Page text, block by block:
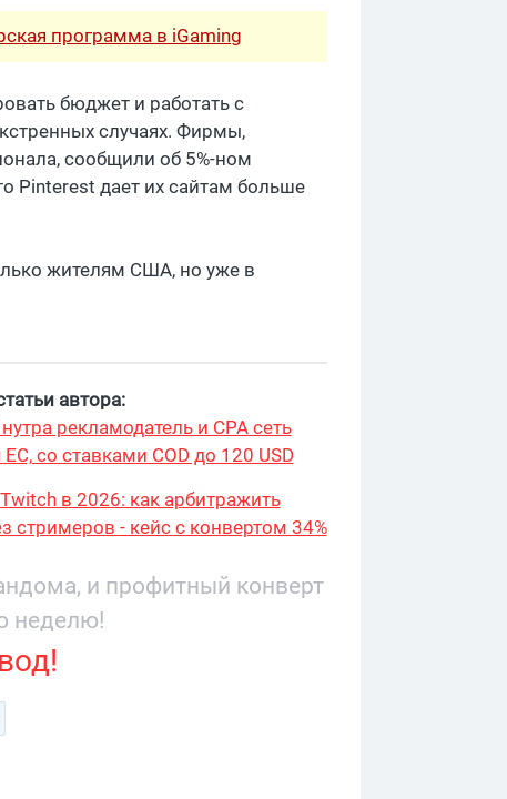
программа в iGaming
бюджет и работать с
случаях. Фирмы,
сообщили об 5%-ном
Pinterest дает их сайтам больше
жителям США, но уже в
автора:
рекламодатель и CPA сеть
со ставками COD до 120 USD
в 2026: как арбитражить
стримеров - кейс с конвертом 34%
и профитный конверт
неделю!